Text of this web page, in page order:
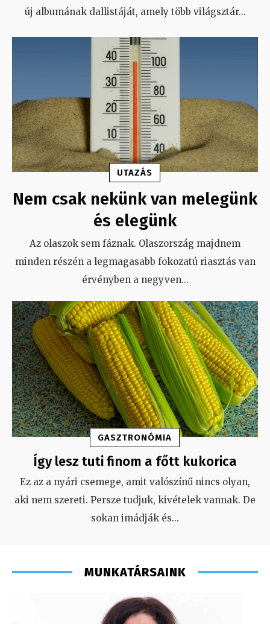
új albumának dallistáját, amely több világsztár...
UTAZÁS
Nem csak nekünk van melegünk
és elegünk
Az olaszok sem fáznak. Olaszország majdnem
minden részén a legmagasabb fokozatú riasztás van
érvényben a negyven...
GASZTRONÓMIA
Így lesz tuti finom a főtt kukorica
Ez az a nyári csemege, amit valószínű nincs olyan,
aki nem szereti. Persze tudjuk, kivételek vannak. De
sokan imádják és...
MUNKATÁRSAINK